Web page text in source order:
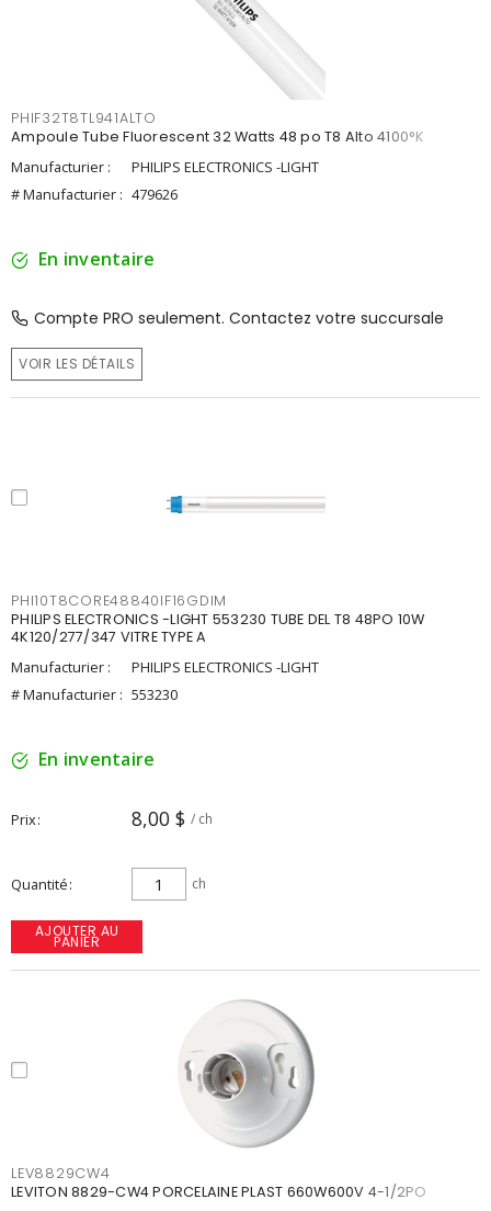
PHIF32T8TL941ALTO
Ampoule Tube Fluorescent 32 Watts 48 po T8 Alto 4100°K
Manufacturier :
PHILIPS ELECTRONICS -LIGHT
# Manufacturier : 479626
En inventaire
Compte PRO seulement. Contactez votre succursale
VOIR LES DÉTAILS
PHI10T8CORE48840IF16GDIM
PHILIPS ELECTRONICS -LIGHT 553230 TUBE DEL T8 48PO 10W
4K120/277/347 VITRE TYPE A
Manufacturier :
PHILIPS ELECTRONICS -LIGHT
# Manufacturier : 553230
En inventaire
Prix 8,00 $ / ch
Quantité ch
AJOUTER AU
PANIER
LEV8829CW4
LEVITON 8829-CW4 PORCELAINE PLAST 660W600V 4-1/2PO